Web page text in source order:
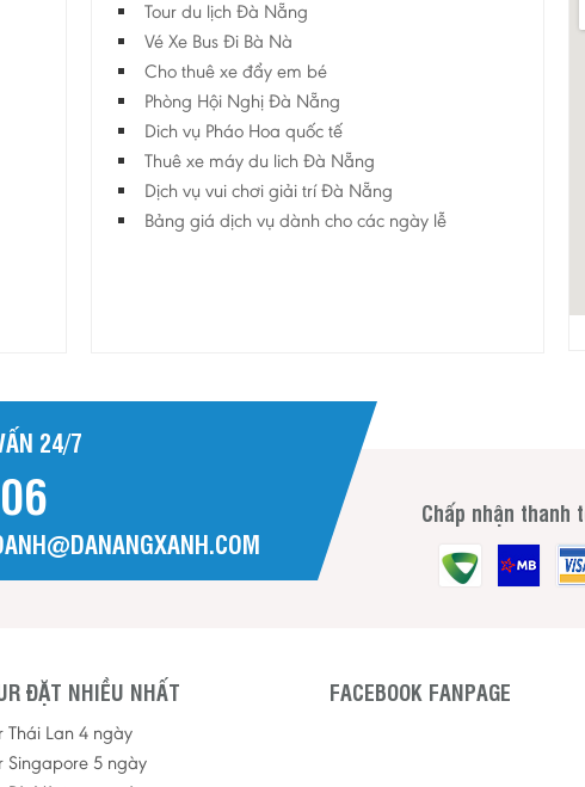
Tour du lịch Đà Nẵng
Vé Xe Bus Đi Bà Nà
Cho thuê xe đẩy em bé
Phòng Hội Nghị Đà Nẵng
Dich vụ Pháo Hoa quốc tế
Thuê xe máy du lich Đà Nẵng
Dịch vụ vui chơi giải trí Đà Nẵng
Bảng giá dịch vụ dành cho các ngày lễ
24/7
Chấp nhận thanh
ĐẶT NHIỀU NHẤT
Thái Lan 4 ngày
Singapore 5 ngày
FACEBOOK FANPAGE